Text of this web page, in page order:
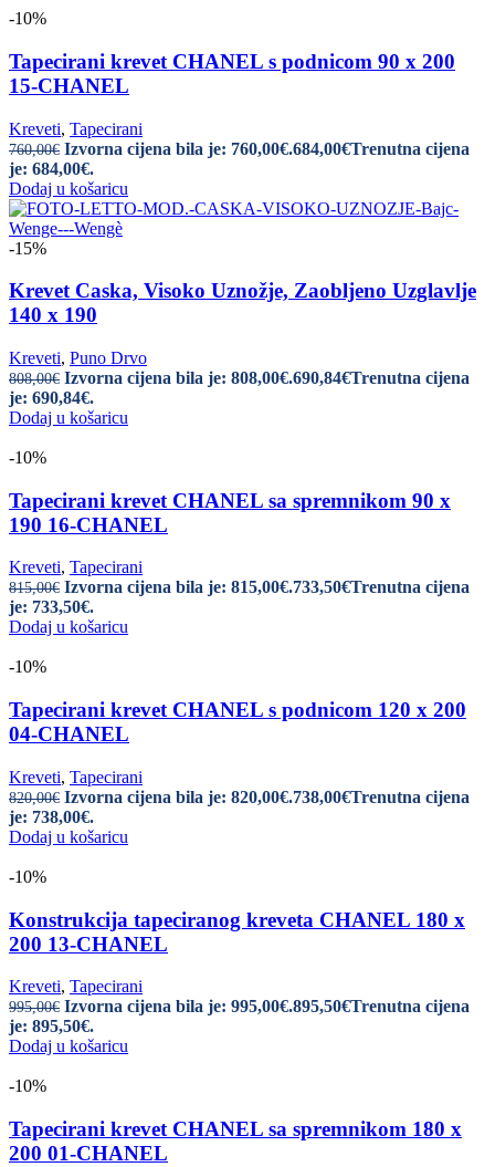
-10%
Tapecirani krevet CHANEL s podnicom 90 x 200
15-CHANEL
Kreveti, Tapecirani
760,00€ Izvorna cijena bila je: 760,00€.684,00€Trenutna cijena
je: 684,00€.
Dodaj u košaricu
-15%
Krevet Caska, Visoko Uznožje, Zaobljeno Uzglavlje
140 x 190
Kreveti, Puno Drvo
808,00€ Izvorna cijena bila je: 808,00€.690,84€Trenutna cijena
je: 690,84€.
Dodaj u košaricu
-10%
Tapecirani krevet CHANEL sa spremnikom 90 x
190 16-CHANEL
Kreveti, Tapecirani
815,00€ Izvorna cijena bila je: 815,00€.733,50€Trenutna cijena
je: 733,50€.
Dodaj u košaricu
-10%
Tapecirani krevet CHANEL s podnicom 120 x 200
04-CHANEL
Kreveti, Tapecirani
820,00€ Izvorna cijena bila je: 820,00€.738,00€Trenutna cijena
je: 738,00€.
Dodaj u košaricu
-10%
Konstrukcija tapeciranog kreveta CHANEL 180 x
200 13-CHANEL
Kreveti, Tapecirani
995,00€ Izvorna cijena bila je: 995,00€.895,50€Trenutna cijena
je: 895,50€.
Dodaj u košaricu
-10%
Tapecirani krevet CHANEL sa spremnikom 180 x
200 01-CHANEL